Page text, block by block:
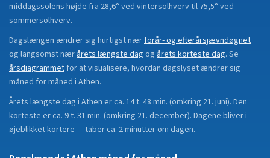
middagssolens højde fra 28,6° ved vintersolhverv til 75,5° ved
sommersolhverv.
Dagslængen ændrer sig hurtigst nærforår- og efterårsjævndøgnet
og langsomst nærårets længste dag og årets korteste dag. Se
årsdiagrammetfor at visualisere, hvordan dagslyset ændrer sig
måned for måned i Athen.
Årets længste dag i Athen er ca. 14 t. 48 min. (omkring 21. juni). Den
korteste er ca. 9 t. 31 min. (omkring 21. december). Dagene bliver i
øjeblikketkortere —taberca. 2minutterom dagen.